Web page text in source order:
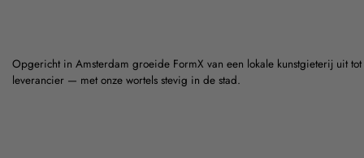
Opgericht in Amsterdam groeide FormX van een lokale kunstgieterij uit
leverancier — met onze wortels stevig in de stad.